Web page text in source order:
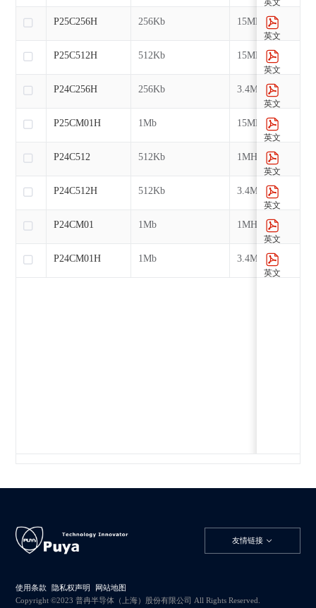
256Kb 15MHz
512Kb 15MHz
256Kb 3.4MHz
1Mb 15MHz
512Kb 1MHz
512Kb 3.4MHz
1Mb 1MHz
1Mb 3.4MHz
P25C256H
P25C512H
P24C256H
P25CM01H
P24C512
P24C512H
P24CM01
P24CM01H
英文
英文
英文
英文
英文
英文
英文
英文
英文
友情链接
使用条款 隐私权声明
网站地图
Copyright ©2023 普冉半导体（上海）股份有限公司 All Rights Reserved.